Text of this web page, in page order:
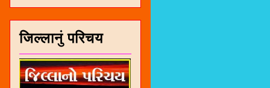
जिल्लानुं परिचय